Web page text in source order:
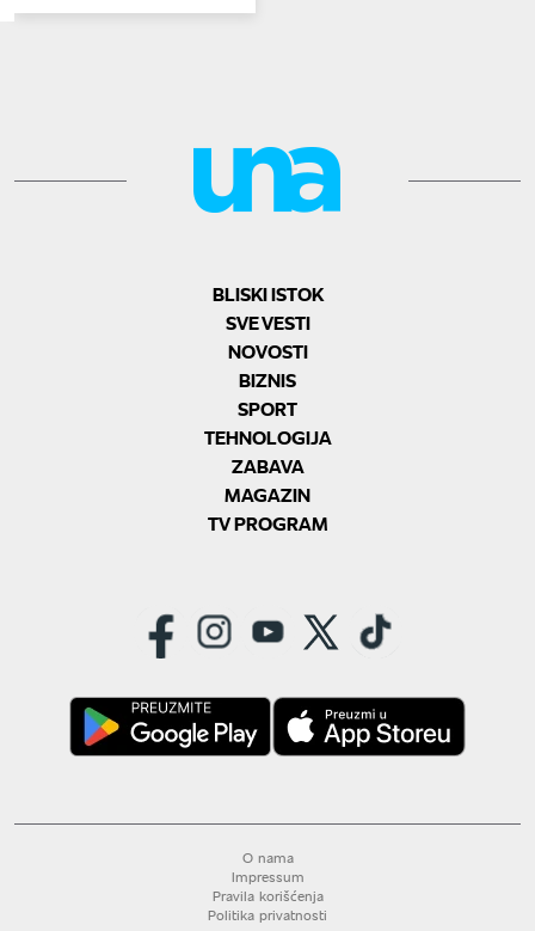
BLISKI ISTOK
SVE VESTI
NOVOSTI
BIZNIS
SPORT
TEHNOLOGIJA
ZABAVA
MAGAZIN
TV PROGRAM
O nama
Impressum
Pravila korišćenja
Politika privatnosti